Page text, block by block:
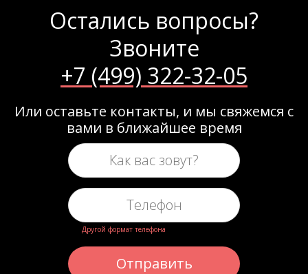
Остались вопросы?
Звоните
+7 (499) 322-32-05
Или оставьте контакты, и мы свяжемся с
вами в ближайшее время
Другой формат телефона
Отправить